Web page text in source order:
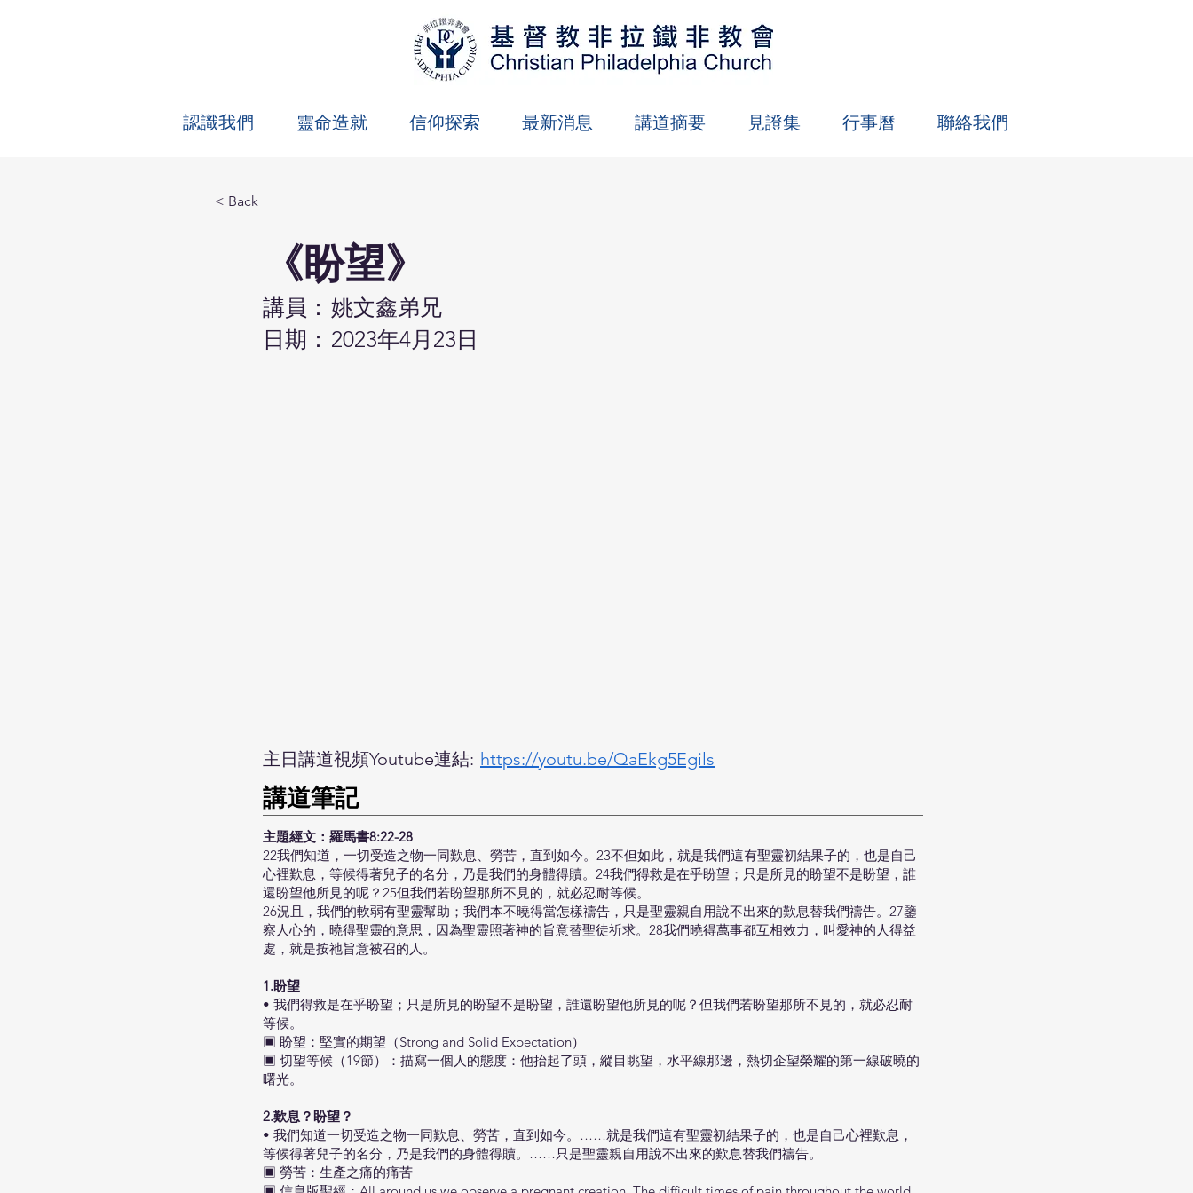
認識我們 靈命造就 信仰探索 最新消息 講道摘要 見證集 行事曆 聯絡我們
< Back
《盼望》
講員： 姚文鑫弟兄
日期： 2023年4月23日
主日講道視頻Youtube連結: https://youtu.be/QaEkg5Egils
​講道筆記
主題經文：羅馬書8:22-28
22我們知道，一切受造之物一同歎息、勞苦，直到如今。23不但如此，就是我們這有聖靈初結果子的，也是自己
心裡歎息，等候得著兒子的名分，乃是我們的身體得贖。24我們得救是在乎盼望；只是所見的盼望不是盼望，誰
還盼望他所見的呢？25但我們若盼望那所不見的，就必忍耐等候。
26況且，我們的軟弱有聖靈幫助；我們本不曉得當怎樣禱告，只是聖靈親自用說不出來的歎息替我們禱告。27鑒
察人心的，曉得聖靈的意思，因為聖靈照著神的旨意替聖徒祈求。28我們曉得萬事都互相效力，叫愛神的人得益
處，就是按祂旨意被召的人。
1.盼望
• 我們得救是在乎盼望；只是所見的盼望不是盼望，誰還盼望他所見的呢？但我們若盼望那所不見的，就必忍耐
等候。
▣ 盼望：堅實的期望（Strong and Solid Expectation）
▣ 切望等候（19節）：描寫一個人的態度：他抬起了頭，縱目眺望，水平線那邊，熱切企望榮耀的第一線破曉的
曙光。
2.歎息？盼望？
• 我們知道一切受造之物一同歎息、勞苦，直到如今。……就是我們這有聖靈初結果子的，也是自己心裡歎息，
等候得著兒子的名分，乃是我們的身體得贖。……只是聖靈親自用說不出來的歎息替我們禱告。
▣ 勞苦：生產之痛的痛苦